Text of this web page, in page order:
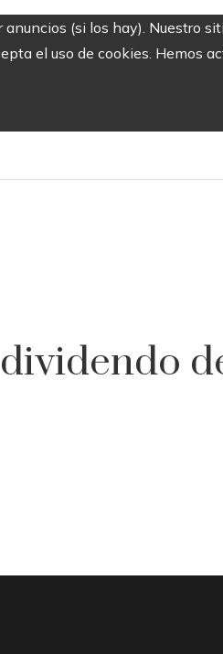
(si los hay). Nuestro
el uso de cookies. Hemos